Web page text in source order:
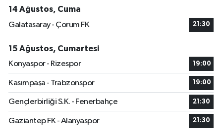
14 Ağustos, Cuma
Galatasaray - Çorum FK
21:30
15 Ağustos, Cumartesi
Konyaspor - Rizespor
19:00
Kasımpaşa - Trabzonspor 19:00
Gençlerbirliği S.K. - Fenerbahçe 21:30
Gaziantep FK - Alanyaspor 21:30